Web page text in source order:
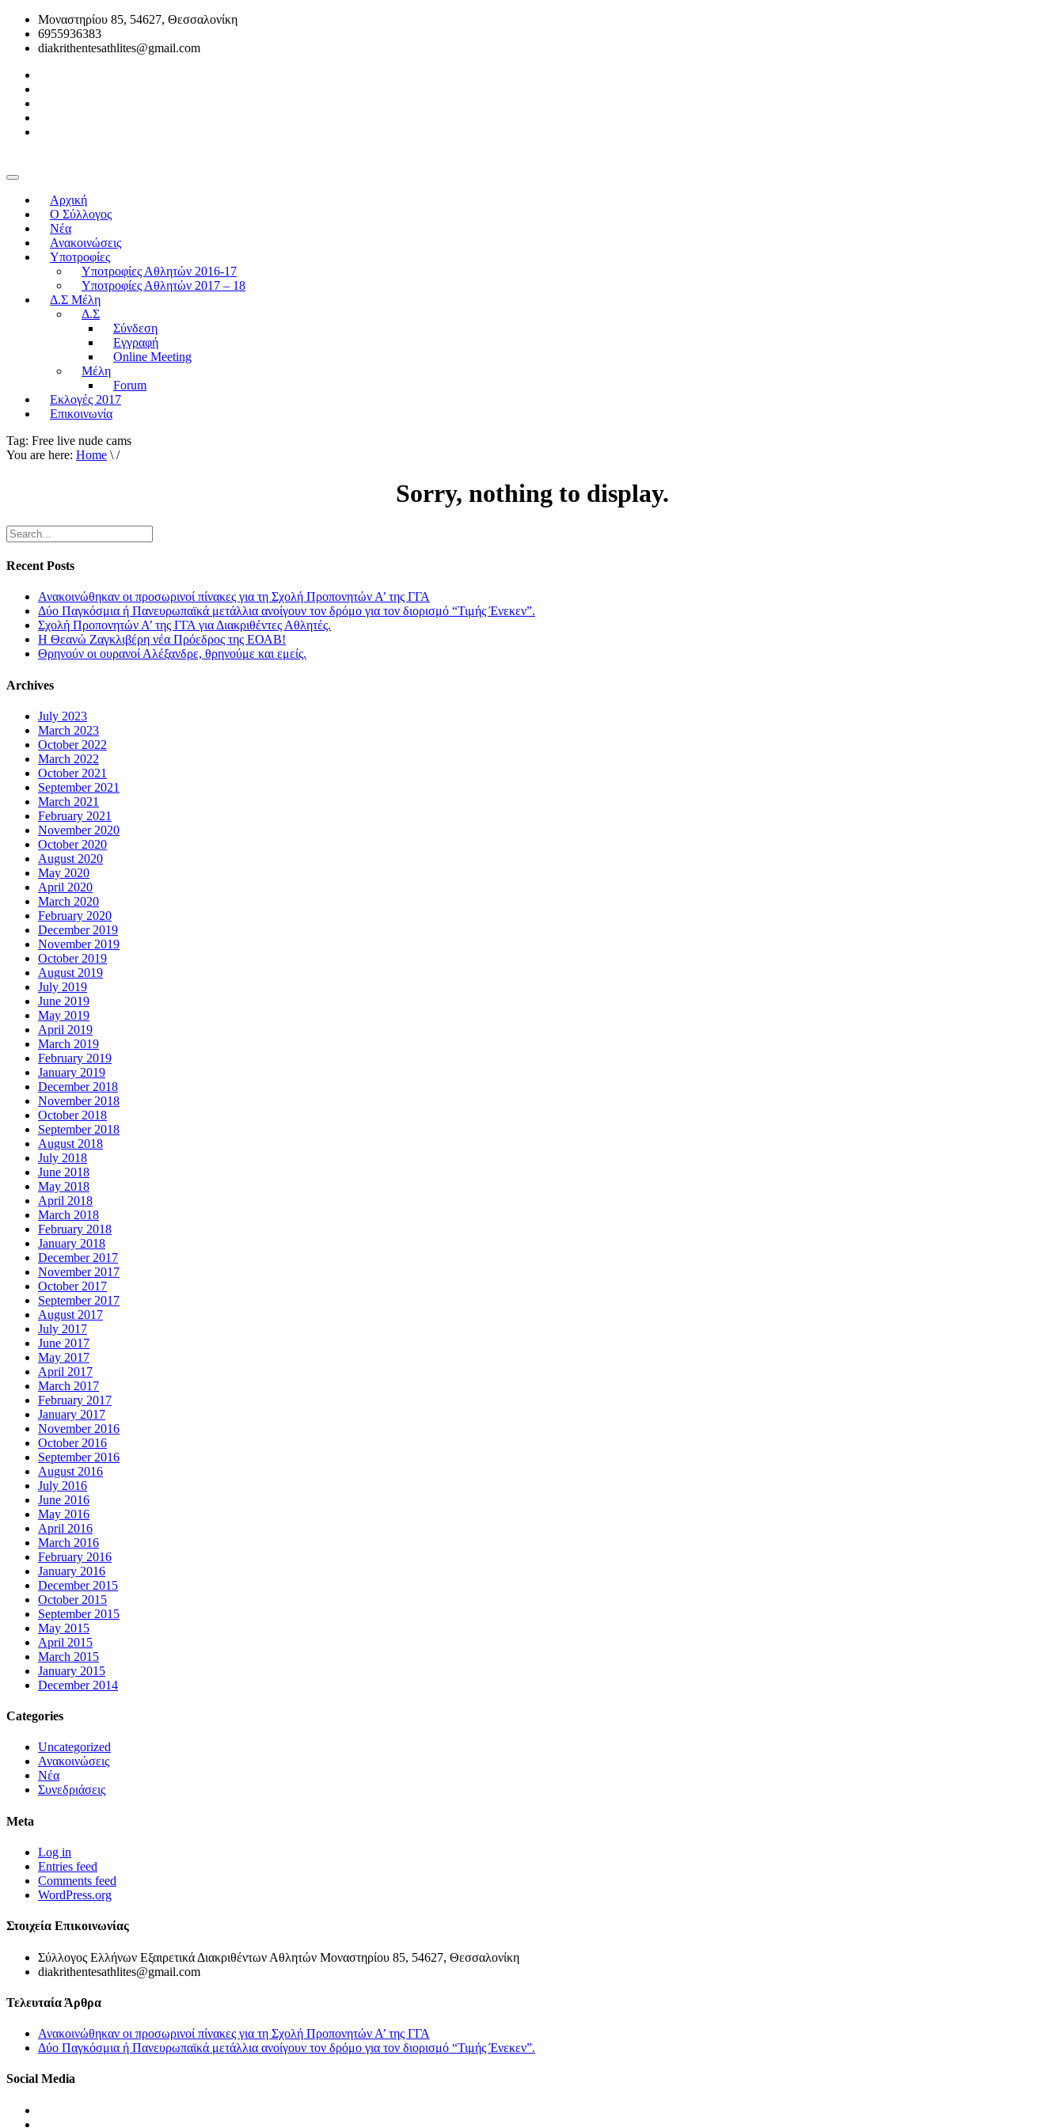
Μοναστηρίου 85, 54627, Θεσσαλονίκη
6955936383
diakrithentesathlites@gmail.com
Αρχική
O Σύλλογος
Νέα
Ανακοινώσεις
Υποτροφίες
Υποτροφίες Αθλητών 2016-17
Υποτροφίες Αθλητών 2017 – 18
Δ.Σ Μέλη
Δ.Σ
Σύνδεση
Εγγραφή
Online Meeting
Μέλη
Forum
Εκλογές 2017
Επικοινωνία
Tag: Free live nude cams
You are here: Home \ /
Sorry, nothing to display.
Recent Posts
Ανακοινώθηκαν οι προσωρινοί πίνακες για τη Σχολή Προπονητών Α’ της ΓΓΑ
Δύο Παγκόσμια ή Πανευρωπαϊκά μετάλλια ανοίγουν τον δρόμο για τον διορισμό “Τιμής Ένεκεν”.
Σχολή Προπονητών Α’ της ΓΓΑ για Διακριθέντες Αθλητές.
Η Θεανώ Ζαγκλιβέρη νέα Πρόεδρος της ΕΟΑΒ!
Θρηνούν οι ουρανοί Αλέξανδρε, θρηνούμε και εμείς.
Archives
July 2023
March 2023
October 2022
March 2022
October 2021
September 2021
March 2021
February 2021
November 2020
October 2020
August 2020
May 2020
April 2020
March 2020
February 2020
December 2019
November 2019
October 2019
August 2019
July 2019
June 2019
May 2019
April 2019
March 2019
February 2019
January 2019
December 2018
November 2018
October 2018
September 2018
August 2018
July 2018
June 2018
May 2018
April 2018
March 2018
February 2018
January 2018
December 2017
November 2017
October 2017
September 2017
August 2017
July 2017
June 2017
May 2017
April 2017
March 2017
February 2017
January 2017
November 2016
October 2016
September 2016
August 2016
July 2016
June 2016
May 2016
April 2016
March 2016
February 2016
January 2016
December 2015
October 2015
September 2015
May 2015
April 2015
March 2015
January 2015
December 2014
Categories
Uncategorized
Ανακοινώσεις
Νέα
Συνεδριάσεις
Meta
Log in
Entries feed
Comments feed
WordPress.org
Στοιχεία Επικοινωνίας
Σύλλογος Ελλήνων Εξαιρετικά Διακριθέντων Αθλητών Μοναστηρίου 85, 54627, Θεσσαλονίκη
diakrithentesathlites@gmail.com
Τελευταία Άρθρα
Ανακοινώθηκαν οι προσωρινοί πίνακες για τη Σχολή Προπονητών Α’ της ΓΓΑ
Δύο Παγκόσμια ή Πανευρωπαϊκά μετάλλια ανοίγουν τον δρόμο για τον διορισμό “Τιμής Ένεκεν”.
Social Media